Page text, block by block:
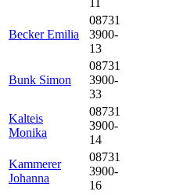
Becker Emilia
08731
3900-
13
Bunk Simon
08731
3900-
33
Kalteis
Monika
08731
3900-
14
Kammerer
Johanna
08731
3900-
16